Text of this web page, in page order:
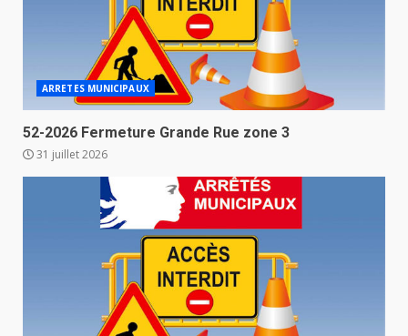
ARRETES MUNICIPAUX
52-2026 Fermeture Grande Rue zone 3
31 juillet 2026